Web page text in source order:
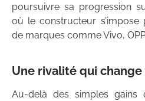
poursuivre sa progression
où le constructeur s’impose
de marques comme Vivo,
Une rivalité qui
Au-delà des simples gains